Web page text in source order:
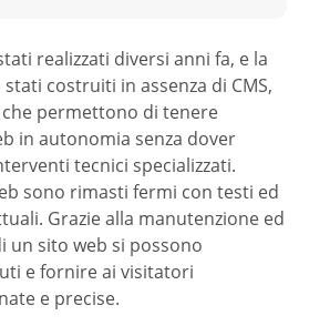
realizzati diversi anni fa, e la
costruiti in assenza di CMS,
permettono di tenere
in autonomia senza dover
tecnici specializzati.
sono rimasti fermi con testi ed
Grazie alla manutenzione ed
un sito web si possono
e fornire ai visitatori
e precise.